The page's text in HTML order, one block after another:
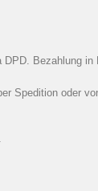
Bezahlung in
Spedition oder